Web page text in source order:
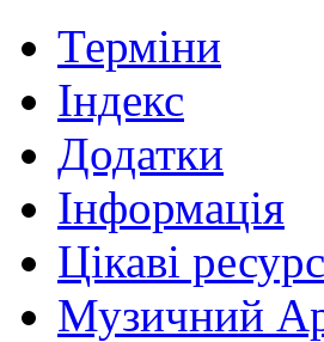
Терміни
Індекс
Додатки
Інформація
Цікаві
Музичний